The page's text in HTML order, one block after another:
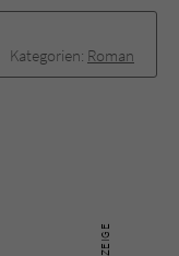
Kategorien: Roman